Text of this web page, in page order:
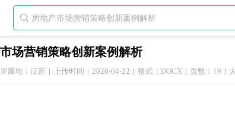

场营销策略创新案例解析
IP属地：江苏 上传时间：2026-04-22 格式：DOCX 页数：19